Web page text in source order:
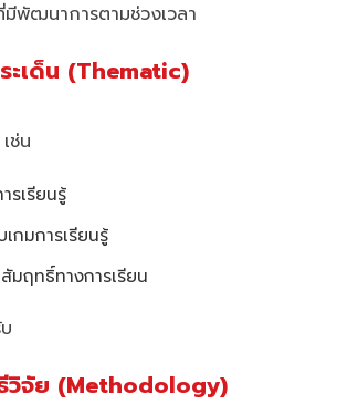
มีพัฒนาการตามช่วงเวลา
ะเด็น (Thematic)
ช่น
รเรียนรู้
กมการเรียนรู้
มฤทธิ์ทางการเรียน
วิจัย (Methodology)